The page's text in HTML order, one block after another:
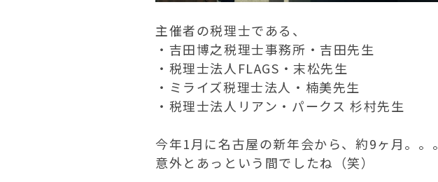
主催者の税理士である、
・吉田博之税理士事務所・吉田先生
・税理士法人FLAGS・末松先生
・ミライズ税理士法人・楠美先生
・税理士法人リアン・パークス 杉村先生
今年1月に名古屋の新年会から、約9ヶ月。。。
意外とあっという間でしたね（笑）